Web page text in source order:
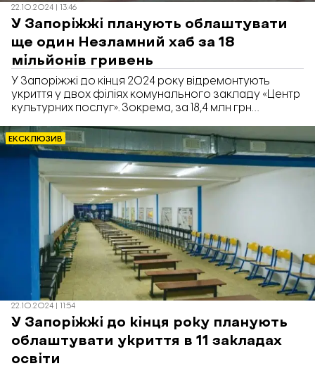
22.10.2024 | 13:46
У Запоріжжі планують облаштувати
ще один Незламний хаб за 18
мільйонів гривень
У Запоріжжі до кінця 2024 року відремонтують
укриття у двох філіях комунального закладу «Центр
культурних послуг». Зокрема, за 18,4 млн грн
на базі якого зʼявиться ще один Незламний хаб. Про
це повідомив Департамент культури і туризму
Запорізької міської ради у відповіді на
інформаційний запит «Відбудови. Запоріжжя».
ЕКСКЛЮЗИВ
22.10.2024 | 11:54
У Запоріжжі до кінця року планують
облаштувати укриття в 11 закладах
освіти